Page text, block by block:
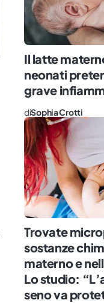
Il latte
neonati
grave
diSophia Crotti
Trovate
sostanze
materno e
Lo studio:
seno va